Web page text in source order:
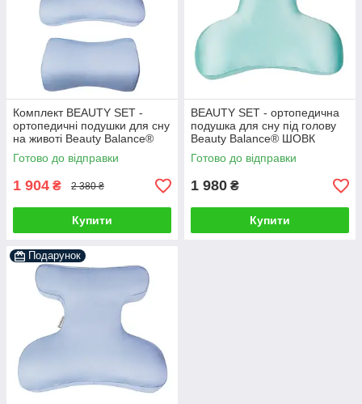
Комплект BEAUTY SET -
ортопедичні подушки для сну
на животі Beauty Balance®
(Face Pillow №1 & Roller
Pillow №2) тенсел блакитний
Готово до відправки
1 904 ₴ 2 380 ₴
Купити
BEAUTY SET - ортопедична
подушка для сну під голову
Beauty Balance® ШОВК
(FACE PILLOW №1) м'ята
Готово до відправки
1 980 ₴
Купити
Подарунок